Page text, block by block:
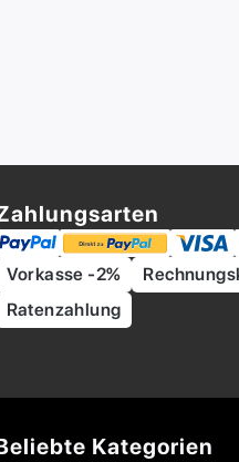
Vorkasse -2%
Ratenzahlung
Kategorien